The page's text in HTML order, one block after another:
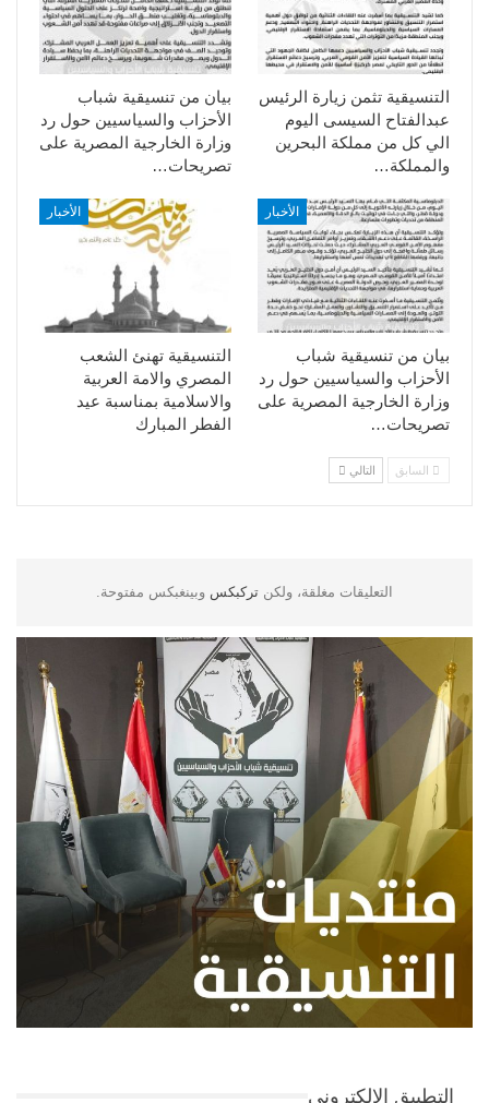
بيان من تنسيقية شباب
الأحزاب والسياسيين حول رد
وزارة الخارجية المصرية على
تصريحات…
التنسيقية تثمن زيارة الرئيس
عبدالفتاح السيسى اليوم
الي كل من مملكة البحرين
والمملكة…
الأخبار
التنسيقية تهنئ الشعب
المصري والامة العربية
والاسلامية بمناسبة عيد
الفطر المبارك
الأخبار
بيان من تنسيقية شباب
الأحزاب والسياسيين حول رد
وزارة الخارجية المصرية على
تصريحات…
السابق التالي
التعليقات مغلقة، ولكن تركبكس وبينغبكس مفتوحة.
التطبيق الإلكتروني